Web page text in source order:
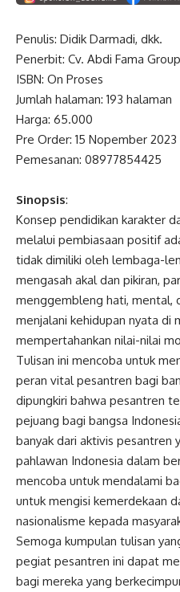
Penulis: Didik Darmadi, dkk.
Penerbit: Cv. Abdi Fama Group
ISBN: On Proses
Jumlah halaman: 193 halaman
Harga: 65.000
Pre Order: 15 Nopember 2023
Pemesanan: 08977854425
Sinopsis:
Konsep pendidikan karakter
melalui pembiasaan positif
tidak dimiliki oleh lembaga-
mengasah akal dan pikiran,
menggembleng hati, mental,
menjalani kehidupan nyata di
mempertahankan nilai-nilai
Tulisan ini mencoba untuk
peran vital pesantren bagi
dipungkiri bahwa pesantren
pejuang bagi bangsa
banyak dari aktivis pesantren
pahlawan Indonesia dalam
mencoba untuk mendalami
untuk mengisi kemerdekaan
nasionalisme kepada
Semoga kumpulan tulisan
pegiat pesantren ini dapat
bagi mereka yang